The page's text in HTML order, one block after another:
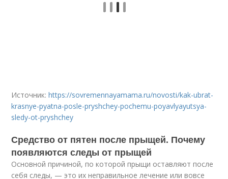
Источник:https://sovremennayamama.ru/novosti/kak-ubrat-
krasnye-pyatna-posle-pryshchey-pochemu-poyavlyayutsya-
sledy-ot-pryshchey
Средство от пятен после прыщей. Почему
появляются следы от прыщей
Основной причиной, по которой прыщи оставляют после
себя следы, — это их неправильное лечение или вовсе